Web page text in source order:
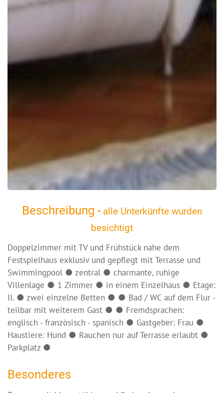
Beschreibung • alle Unterkünfte wurden
besichtigt
Doppelzimmer mit TV und Frühstück nahe dem
Festspielhaus exklusiv und gepflegt mit Terrasse und
Swimmingpool ● zentral ● charmante, ruhige
Villenlage ● 1 Zimmer ● in einem Einzelhaus ● Etage:
II. ● zwei einzelne Betten ● ● Bad / WC auf dem Flur -
teilbar mit weiterem Gast ● ● Fremdsprachen:
englisch - französisch - spanisch ● Gastgeber: Frau ●
Haustiere: Hund ● Rauchen nur auf Terrasse erlaubt ●
Parkplatz ●
Besonderes